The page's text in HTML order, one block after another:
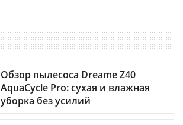
Обзор пылесоса Dreame Z40
AquaCycle Pro: сухая и влажная
уборка без усилий